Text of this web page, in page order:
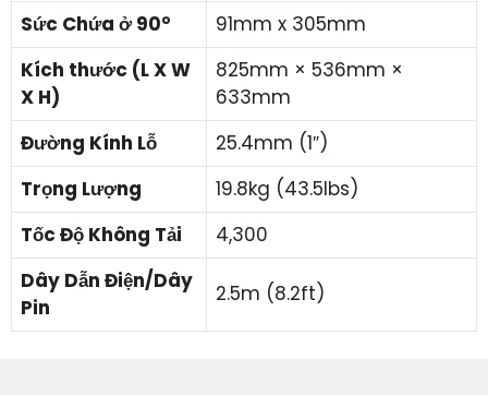
Sức Chứa ở 90°
91mm x 305mm
Kích thước (L X W
X H)
825mm × 536mm ×
633mm
Đường Kính Lỗ
25.4mm (1″)
Trọng Lượng
19.8kg (43.5lbs)
Tốc Độ Không Tải
4,300
Dây Dẫn Điện/Dây
Pin
2.5m (8.2ft)